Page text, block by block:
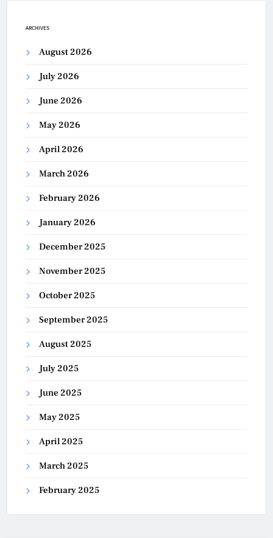
ARCHIVES
August 2026
July 2026
June 2026
May 2026
April 2026
March 2026
February 2026
January 2026
December 2025
November 2025
October 2025
September 2025
August 2025
July 2025
June 2025
May 2025
April 2025
March 2025
February 2025